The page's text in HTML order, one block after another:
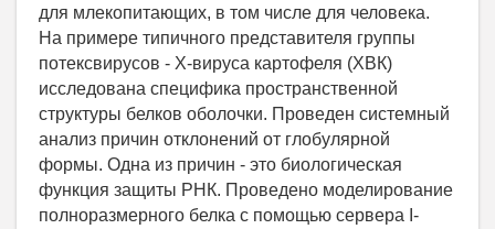
для млекопитающих, в том числе для человека.
На примере типичного представителя группы
потексвирусов - Х-вируса картофеля (ХВК)
исследована специфика пространственной
структуры белков оболочки. Проведен системный
анализ причин отклонений от глобулярной
формы. Одна из причин - это биологическая
функция защиты РНК. Проведено моделирование
полноразмерного белка с помощью сервера I-